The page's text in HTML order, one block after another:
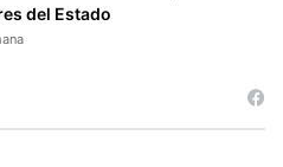
del Estado